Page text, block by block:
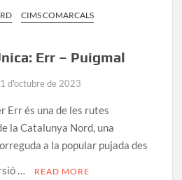
CIMS COMARCALS
Err – Puigmal
d'octubre de 2023
Err és una de les rutes
la Catalunya Nord, una
a la popular pujada des
…
READ MORE